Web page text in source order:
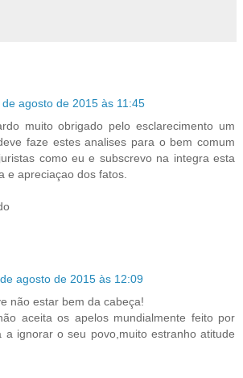
de agosto de 2015 às 11:45
muito obrigado pelo esclarecimento um
faze estes analises para o bem comum
como eu e subscrevo na integra esta
e apreciaçao dos fatos.
agosto de 2015 às 12:09
não estar bem da cabeça!
aceita os apelos mundialmente feito por
a ignorar o seu povo,muito estranho atitude